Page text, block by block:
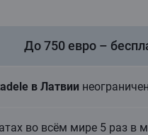
До 750 евро –
в Латвии
во всём мире 5 раз в